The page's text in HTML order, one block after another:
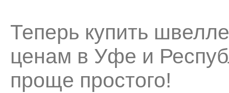
Теперь купить
ценам в Уфе и
проще простого!